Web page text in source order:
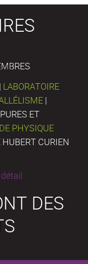
LABORATOIRE
|
ET
PHYSIQUE
HUBERT CURIEN
DES